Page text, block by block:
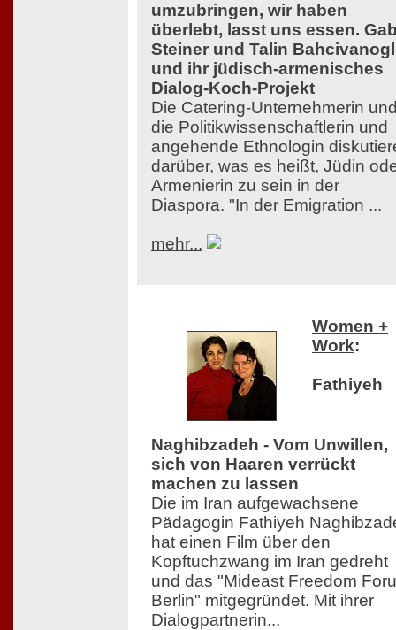
umzubringen, wir haben
überlebt, lasst uns essen.
Steiner und Talin
und ihr jüdisch-armenisches
Dialog-Koch-Projekt
Die Catering-Unternehmerin
die Politikwissenschaftlerin und
angehende Ethnologin
darüber, was es heißt, Jüdin
Armenierin zu sein in der
Diaspora. "In der Emigration ...
mehr...
Women +
Work:
Fathiyeh
Naghibzadeh - Vom Unwillen,
sich von Haaren verrückt
machen zu lassen
Die im Iran aufgewachsene
Pädagogin Fathiyeh
hat einen Film über den
Kopftuchzwang im Iran gedreht
und das "Mideast Freedom
Berlin" mitgegründet. Mit ihrer
Dialogpartnerin...